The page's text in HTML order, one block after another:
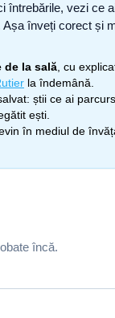
întrebările, vezi ce
înveți corect și
de la sală , cu
la îndemână.
știi ce ai
ești.
în mediul de
încă.